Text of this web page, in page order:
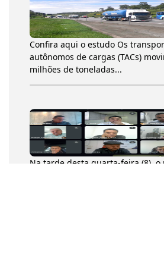
Confira aqui o estudo Os
autônomos de cargas (TACs)
milhões de toneladas...
Na tarde desta quarta-feira (8),